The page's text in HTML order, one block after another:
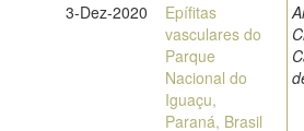
3-Dez-2020
Epífitas
vasculares do
Parque
Nacional do
Iguaçu,
Paraná, Brasil